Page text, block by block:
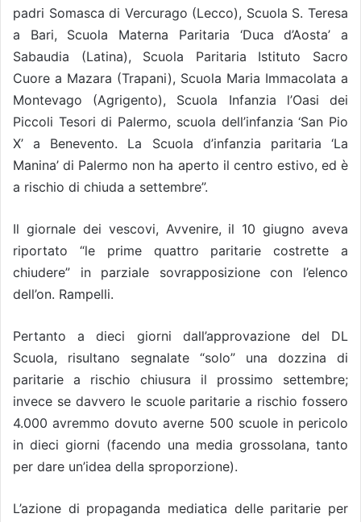
padri Somasca di Vercurago (Lecco), Scuola S. Teresa
a Bari, Scuola Materna Paritaria ‘Duca d’Aosta’ a
Sabaudia (Latina), Scuola Paritaria Istituto Sacro
Cuore a Mazara (Trapani), Scuola Maria Immacolata a
Montevago (Agrigento), Scuola Infanzia l’Oasi dei
Piccoli Tesori di Palermo, scuola dell’infanzia ‘San Pio
X’ a Benevento. La Scuola d’infanzia paritaria ‘La
Manina’ di Palermo non ha aperto il centro estivo, ed è
a rischio di chiuda a settembre”.
Il giornale dei vescovi, Avvenire, il 10 giugno aveva
riportato “le prime quattro paritarie costrette a
chiudere” in parziale sovrapposizione con l’elenco
dell’on. Rampelli.
Pertanto a dieci giorni dall’approvazione del DL
Scuola, risultano segnalate “solo” una dozzina di
paritarie a rischio chiusura il prossimo settembre;
invece se davvero le scuole paritarie a rischio fossero
4.000 avremmo dovuto averne 500 scuole in pericolo
in dieci giorni (facendo una media grossolana, tanto
per dare un’idea della sproporzione).
L’azione di propaganda mediatica delle paritarie per